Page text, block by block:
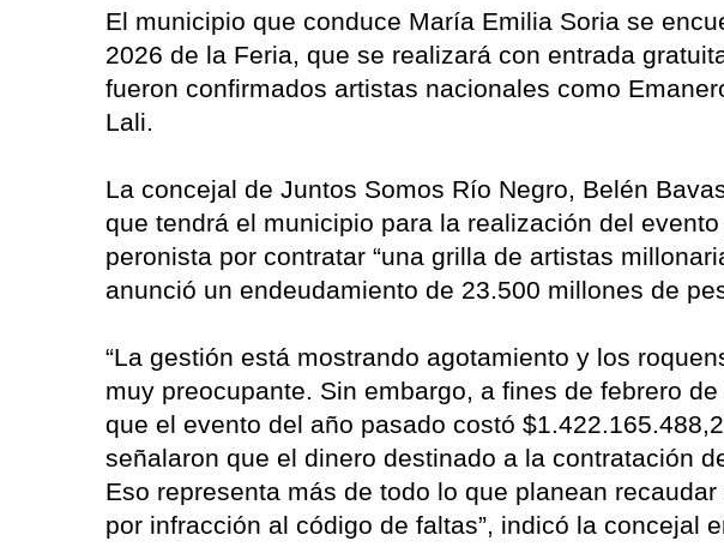
El municipio que conduce María Emilia Soria se
2026 de la Feria, que se realizará con entrada
fueron confirmados artistas nacionales como
Lali.
La concejal de Juntos Somos Río Negro, Belén
que tendrá el municipio para la realización del
peronista por contratar “una grilla de artistas
anunció un endeudamiento de 23.500 millones de
“La gestión está mostrando agotamiento y los
muy preocupante. Sin embargo, a fines de febrero
que el evento del año pasado costó
señalaron que el dinero destinado a la contratación
Eso representa más de todo lo que planean
por infracción al código de faltas”, indicó la concejal